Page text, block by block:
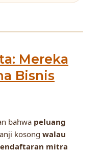
Mereka
Bisnis
bahwa peluang
kosong walau
mitra